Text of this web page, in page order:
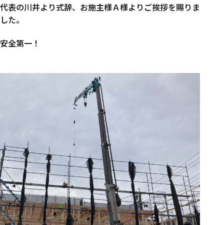
代表の川井より式辞、お施主様Ａ様よりご挨拶を賜りま
した。
安全第一！